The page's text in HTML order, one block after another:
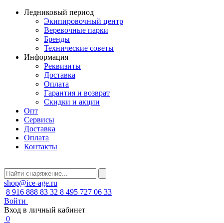
Ледниковый период
Экипировочный центр
Веревочные парки
Бренды
Технические советы
Информация
Реквизиты
Доставка
Оплата
Гарантия и возврат
Скидки и акции
Опт
Сервисы
Доставка
Оплата
Контакты
shop@ice-age.ru
8 916 888 83 32 8 495 727 06 33
Войти
Вход в личный кабинет
0